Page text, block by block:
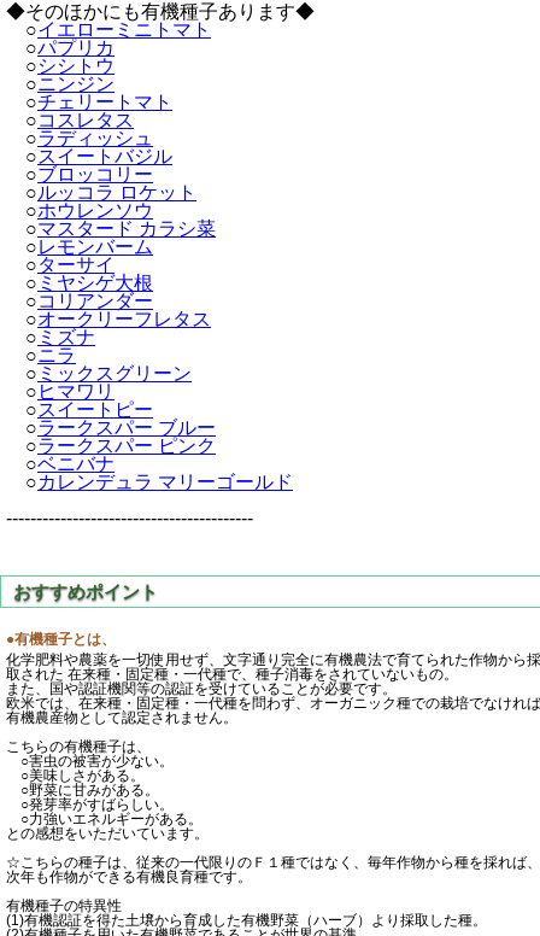
◆そのほかにも有機種子あります◆
○イエローミニトマト
○パプリカ
○シシトウ
○ニンジン
○チェリートマト
○コスレタス
○ラディッシュ
○スイートバジル
○ブロッコリー
○ルッコラ ロケット
○ホウレンソウ
○マスタード カラシ菜
○レモンバーム
○ターサイ
○ ミヤシゲ大根
○コリアンダー
○オークリーフレタス
○ ミズナ
○ニラ
○ ミックスグリーン
○ ヒマワリ
○スイートピー
○ラークスパー ブルー
○ラークスパー ピンク
○ベニバナ
○カレンデュラ マリーゴールド
-----------------------------------------
●有機種子とは、
化学肥料や農薬を一切使用せず、文字通り完全に有機農法で育てられた作物から採
取された 在来種・固定種・一代種で、種子消毒をされていないもの。
また、国や認証機関等の認証を受けていることが必要です。
欧米では、在来種・固定種・一代種を問わず、オーガニック種での栽培でなければ
有機農産物として認定されません。
こちらの有機種子は、
○害虫の被害が少ない。
○美味しさがある。
○野菜に甘みがある。
○発芽率がすばらしい。
○力強いエネルギーがある。
との感想をいただいています。
☆こちらの種子は、従来の一代限りのＦ１種ではなく、毎年作物から種を採れば、
次年も作物ができる有機良育種です。
有機種子の特異性
(1)有機認証を得た土壌から育成した有機野菜（ハーブ）より採取した種。